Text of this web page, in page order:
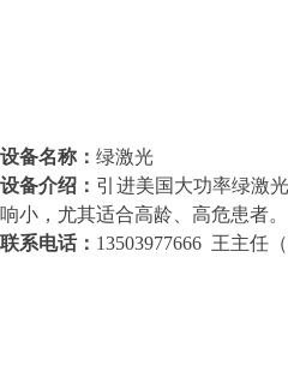
设备名称： 绿激光
设备介绍： 引进美国大功率绿激
响小，尤其适合高龄、高危患者。
联系电话： 13503977666 王主任（